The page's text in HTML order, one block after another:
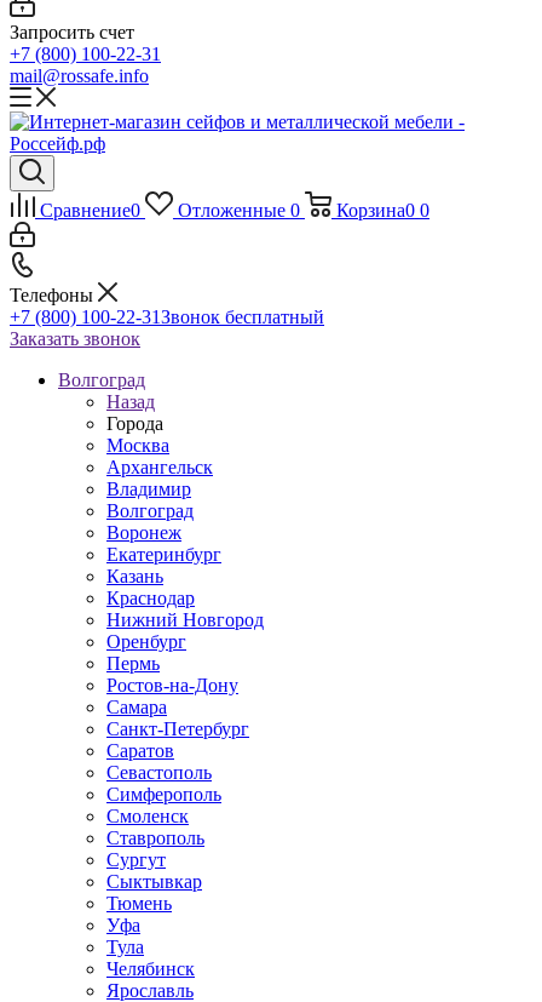
Запросить счет
+7 (800) 100-22-31
mail@rossafe.info
Сравнение0 Отложенные 0 Корзина0 0
Телефоны
+7 (800) 100-22-31Звонок бесплатный
Заказать звонок
Волгоград
Назад
Города
Москва
Архангельск
Владимир
Волгоград
Воронеж
Екатеринбург
Казань
Краснодар
Нижний Новгород
Оренбург
Пермь
Ростов-на-Дону
Самара
Санкт-Петербург
Саратов
Севастополь
Симферополь
Смоленск
Ставрополь
Сургут
Сыктывкар
Тюмень
Уфа
Тула
Челябинск
Ярославль